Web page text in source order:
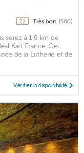
7,2 Très bon (560)
serez à 1,9 km de
Kart France. Cet
de la Lutherie et de
Vérifier la disponibilité